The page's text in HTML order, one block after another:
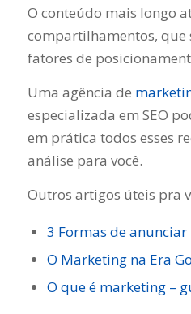
O conteúdo mais longo
compartilhamentos, que
fatores de
Uma agência de
especializada em SEO
em prática todos esses
análise para você.
Outros artigos úteis pra
3 Formas de anunciar
O Marketing na Era
O que é marketing –